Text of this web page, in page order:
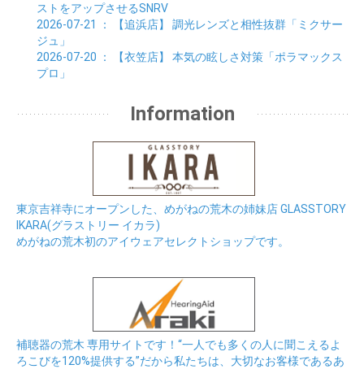
ストをアップさせるSNRV
2026-07-21
： 【追浜店】 調光レンズと相性抜群「ミクサー
ジュ」
2026-07-20 ： 【衣笠店】 本気の眩しさ対策「ポラマックス
プロ」
Information
東京吉祥寺にオープンした、めがねの荒木の姉妹店 GLASSTORY
IKARA(グラストリー イカラ)
めがねの荒木初のアイウェアセレクトショップです。
補聴器の荒木 専用サイトです！“一人でも多くの人に聞こえるよ
ろこびを120%提供する”だから私たちは、大切なお客様であるあ